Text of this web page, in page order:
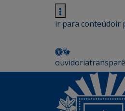
ir para conteúdoir
ouvidoria